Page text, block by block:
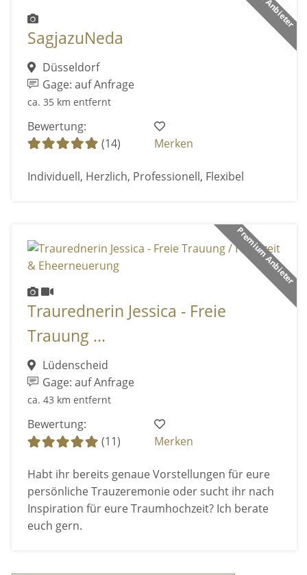
SagjazuNeda
Düsseldorf
Gage: auf Anfrage
ca. 35 km entfernt
Bewertung:
(14)
Merken
Individuell, Herzlich, Professionell, Flexibel
Premium Anbieter
Traurednerin Jessica - Freie
Trauung ...
Lüdenscheid
Gage: auf Anfrage
ca. 43 km entfernt
Bewertung:
(11)
Merken
Habt ihr bereits genaue Vorstellungen für eure
persönliche Trauzeremonie oder sucht ihr nach
Inspiration für eure Traumhochzeit? Ich berate
euch gern.